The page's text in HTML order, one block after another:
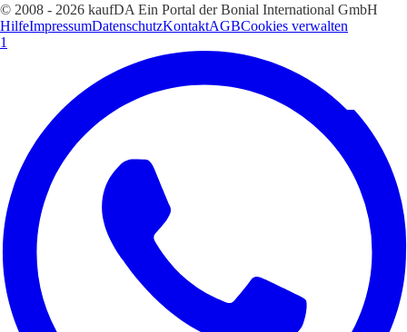
© 2008 - 2026 kaufDA Ein Portal der Bonial International GmbH
HilfeImpressumDatenschutzKontaktAGBCookies verwalten
1